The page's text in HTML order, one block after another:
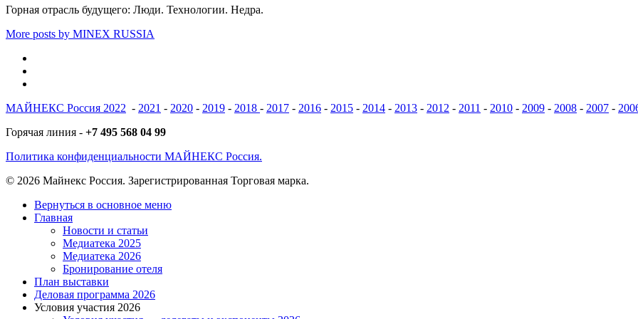
Горная отрасль будущего: Люди. Технологии. Недра.
More posts by MINEX RUSSIA
МАЙНЕКС Россия 2022 - 2021 - 2020 - 2019 - 2018 - 2017 - 2016 - 2015 - 2014 - 2013 - 2012 - 2011 - 2010 - 2009 - 2008 - 2007 -
Горячая линия - +7 495 568 04 99
Политика конфиденциальности МАЙНЕКС Россия.
© 2026 Майнекс Россия. Зарегистрированная Торговая марка.
Close
Menu
Вернуться в основное меню
Главная
Новости и статьи
Медиатека 2025
Медиатека 2026
Бронирование отеля
План выставки
Деловая программа 2026
Условия участия 2026